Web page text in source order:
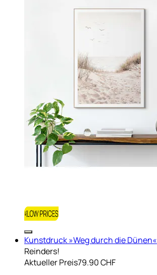
Kunstdruck »Weg durch die Dünen«
Reinders!
Aktueller Preis79.90 CHF